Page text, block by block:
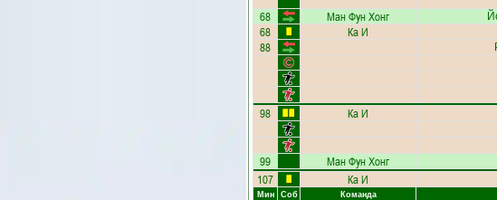
68 Ман Фун Хонг
68 Ка И
88
98 Ка И
99 Ман Фун Хонг
107 Ка И
Мин Соб Команда